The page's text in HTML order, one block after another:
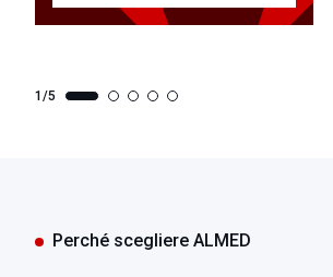
1/5
Perché scegliere ALMED